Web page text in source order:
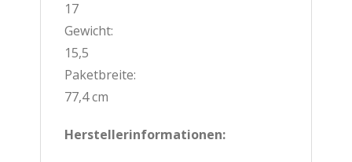
17
Gewicht:
15,5
Paketbreite:
77,4 cm
Herstellerinformationen: